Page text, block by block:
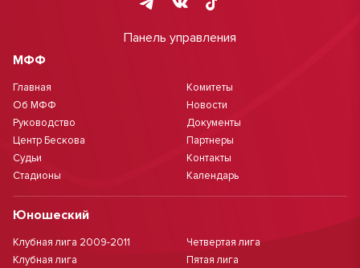
Панель управления
МФФ
Главная
Об МФФ
Руководство
Центр Бескова
Судьи
Стадионы
Комитеты
Новости
Документы
Партнеры
Контакты
Календарь
Юношеский
Клубная лига 2009-2011
Клубная лига
Четвертая лига
Пятая лига